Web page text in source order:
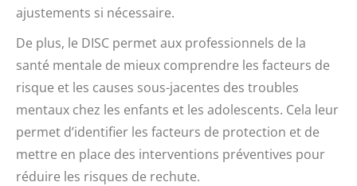
ajustements si nécessaire.
De plus, le DISC permet aux professionnels de la
santé mentale de mieux comprendre les facteurs de
risque et les causes sous-jacentes des troubles
mentaux chez les enfants et les adolescents. Cela leur
permet d’identifier les facteurs de protection et de
mettre en place des interventions préventives pour
réduire les risques de rechute.